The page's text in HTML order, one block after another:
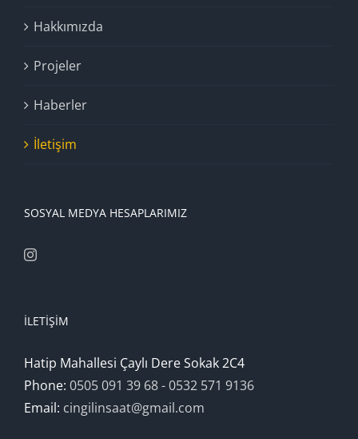
Hakkımızda
Projeler
Haberler
İletişim
SOSYAL MEDYA HESAPLARIMIZ
İLETIŞIM
Hatip Mahallesi Çaylı Dere Sokak 2C4
Phone: 0505 091 39 68 - 0532 571 9136
Email: cingilinsaat@gmail.com